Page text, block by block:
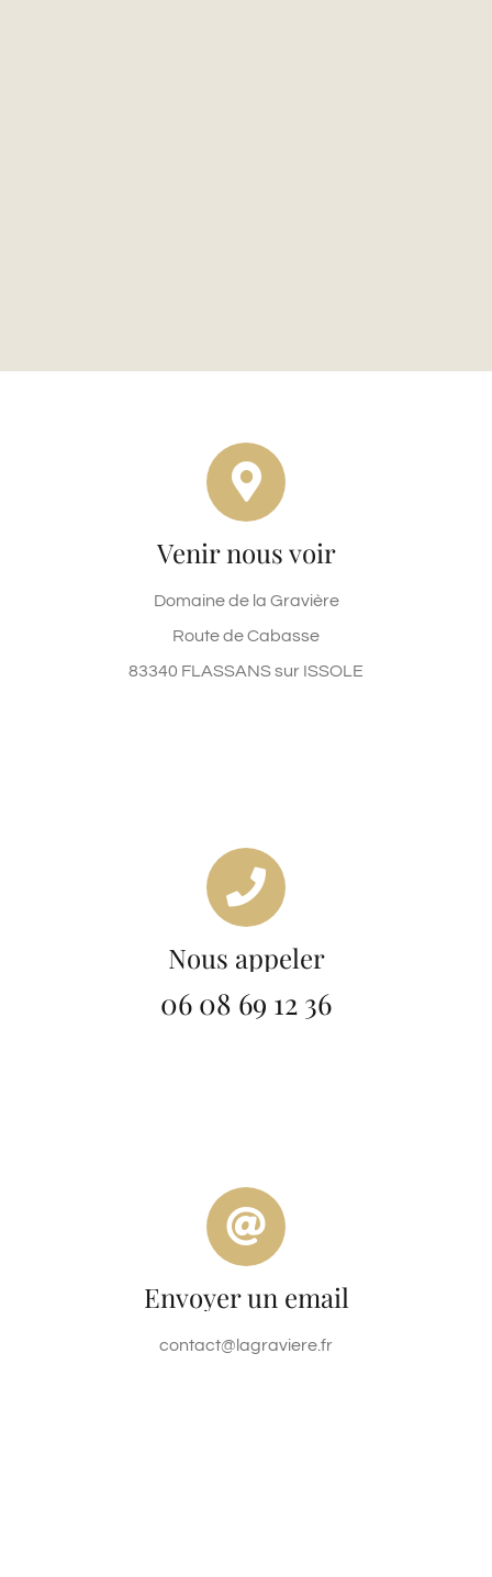
Venir nous voir
Domaine de la Gravière
Route de Cabasse
83340 FLASSANS sur ISSOLE
Nous appeler
06 08 69 12 36
Envoyer un email
contact@lagraviere.fr